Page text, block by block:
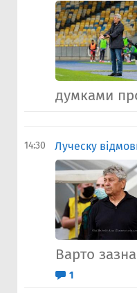
думками
14:30 Луческу
Варто
1